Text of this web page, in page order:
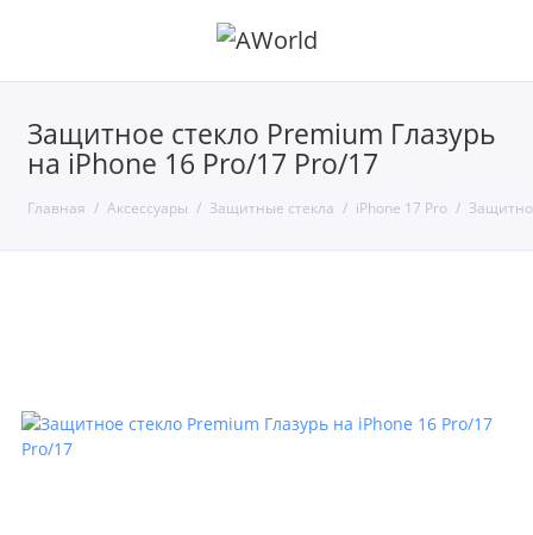
Защитное стекло Premium Глазурь
на iPhone 16 Pro/17 Pro/17
Главная Аксессуары Защитные стекла iPhone 17 Pro